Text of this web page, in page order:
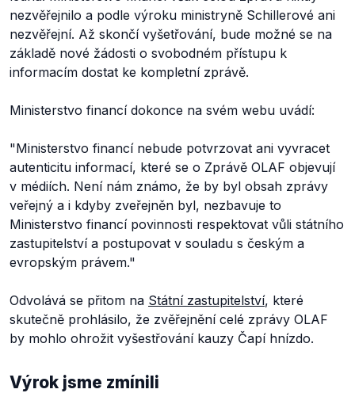
nezvěřejnilo a podle výroku ministryně Schillerové ani
nezvěřejní. Až skončí vyšetřování, bude možné se na
základě nové žádosti o svobodném přístupu k
informacím dostat ke kompletní zprávě.
Ministerstvo financí dokonce na svém webu uvádí:
"Ministerstvo financí nebude potvrzovat ani vyvracet
autenticitu informací, které se o Zprávě OLAF objevují
v médiích. Není nám známo, že by byl obsah zprávy
veřejný a i kdyby zveřejněn byl, nezbavuje to
Ministerstvo financí povinnosti respektovat vůli státního
zastupitelství a postupovat v souladu s českým a
evropským právem."
Odvolává se přitom na Státní zastupitelství, které
skutečně prohlásilo, že zvěřejnění celé zprávy OLAF
by mohlo ohrožit vyšestřování kauzy Čapí hnízdo.
Výrok jsme zmínili